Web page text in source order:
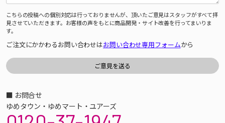
こちらの投稿への個別対応は行っておりませんが、頂いたご意見はスタッフがすべて拝
見させていただきます。お客様の声をもとに商品開発・サイト改善を行ってまいりま
す。
ご注文にかかわるお問い合わせはお問い合わせ専用フォームから
■ お問合せ
ゆめタウン・ゆめマート・ユアーズ